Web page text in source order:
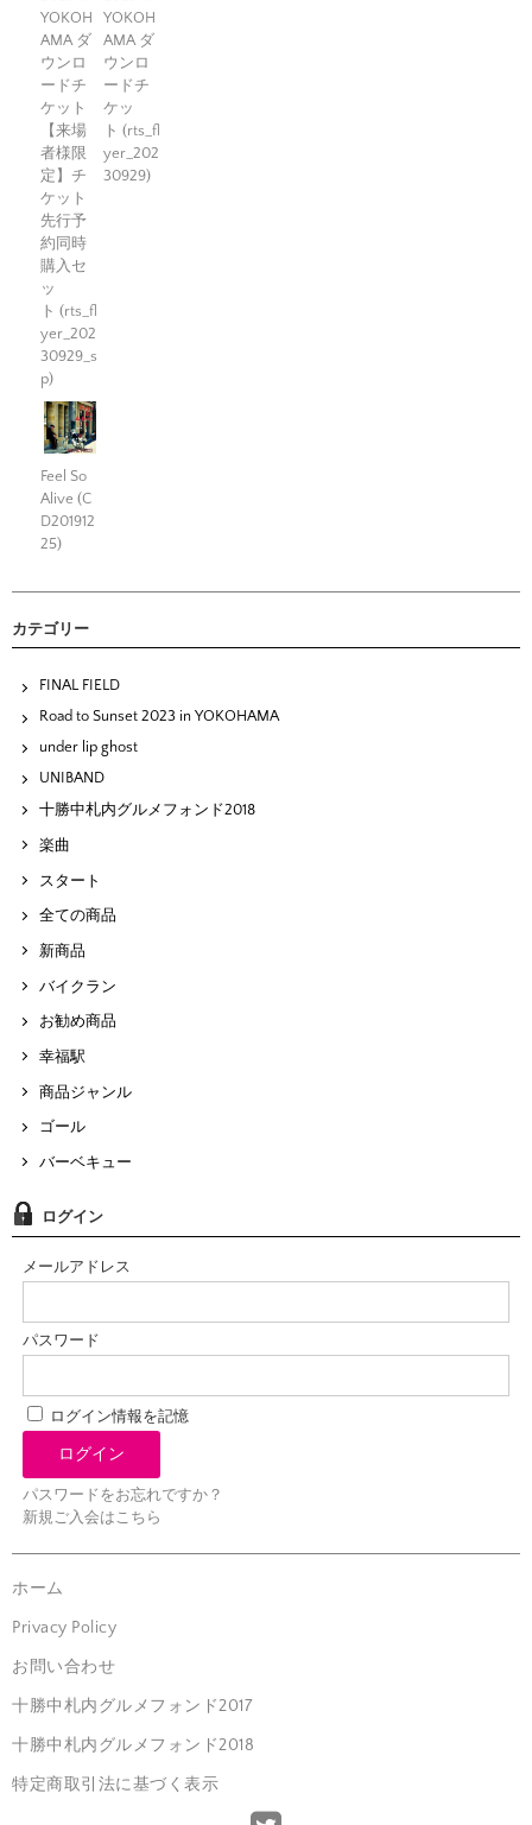
YOKOH
AMA ダ
ウンロ
ードチ
ケット
【来場
者様限
定】チ
ケット
先行予
約同時
購入セ
ッ
ト (rts_fl
yer_202
30929_s
p)
YOKOH
AMA ダ
ウンロ
ードチ
ケッ
ト (rts_fl
yer_202
30929)
Feel So
Alive (C
D201912
25)
カテゴリー
FINAL FIELD
Road to Sunset 2023 in YOKOHAMA
under lip ghost
UNIBAND
十勝中札内グルメフォンド2018
楽曲
スタート
全ての商品
新商品
バイクラン
お勧め商品
幸福駅
商品ジャンル
ゴール
バーベキュー
ログイン
メールアドレス
パスワード
ログイン情報を記憶
パスワードをお忘れですか？
新規ご入会はこちら
ホーム
Privacy Policy
お問い合わせ
十勝中札内グルメフォンド2017
十勝中札内グルメフォンド2018
特定商取引法に基づく表示